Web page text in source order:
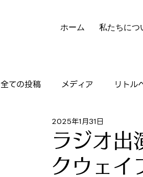
ホーム 私たちにつ
全ての投稿 メディア リトル
ニュースレター 実績
ラジオ
クウェ
2025年1月31日